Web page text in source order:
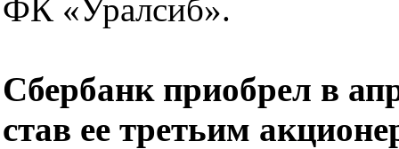
ФК «Уралсиб».
Сбербанк приобрел в
став ее третьим